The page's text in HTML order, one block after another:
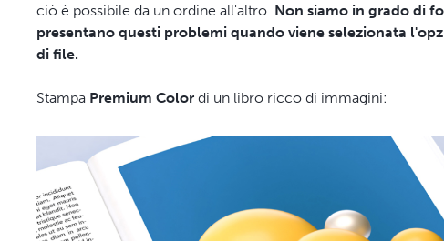
ciò è possibile da un ordine all'altro. Non siamo in grado di
presentano questi problemi quando viene selezionata
di file.
Stampa Premium Color di un libro ricco di immagini: